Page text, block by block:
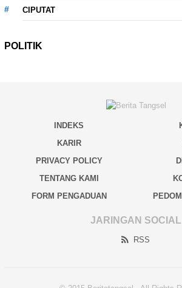
CIPUTAT
POLITIK
INDEKS
KARIR
PRIVACY POLICY
TENTANG KAMI
FORM PENGADUAN
JARINGAN SOCIAL
RSS